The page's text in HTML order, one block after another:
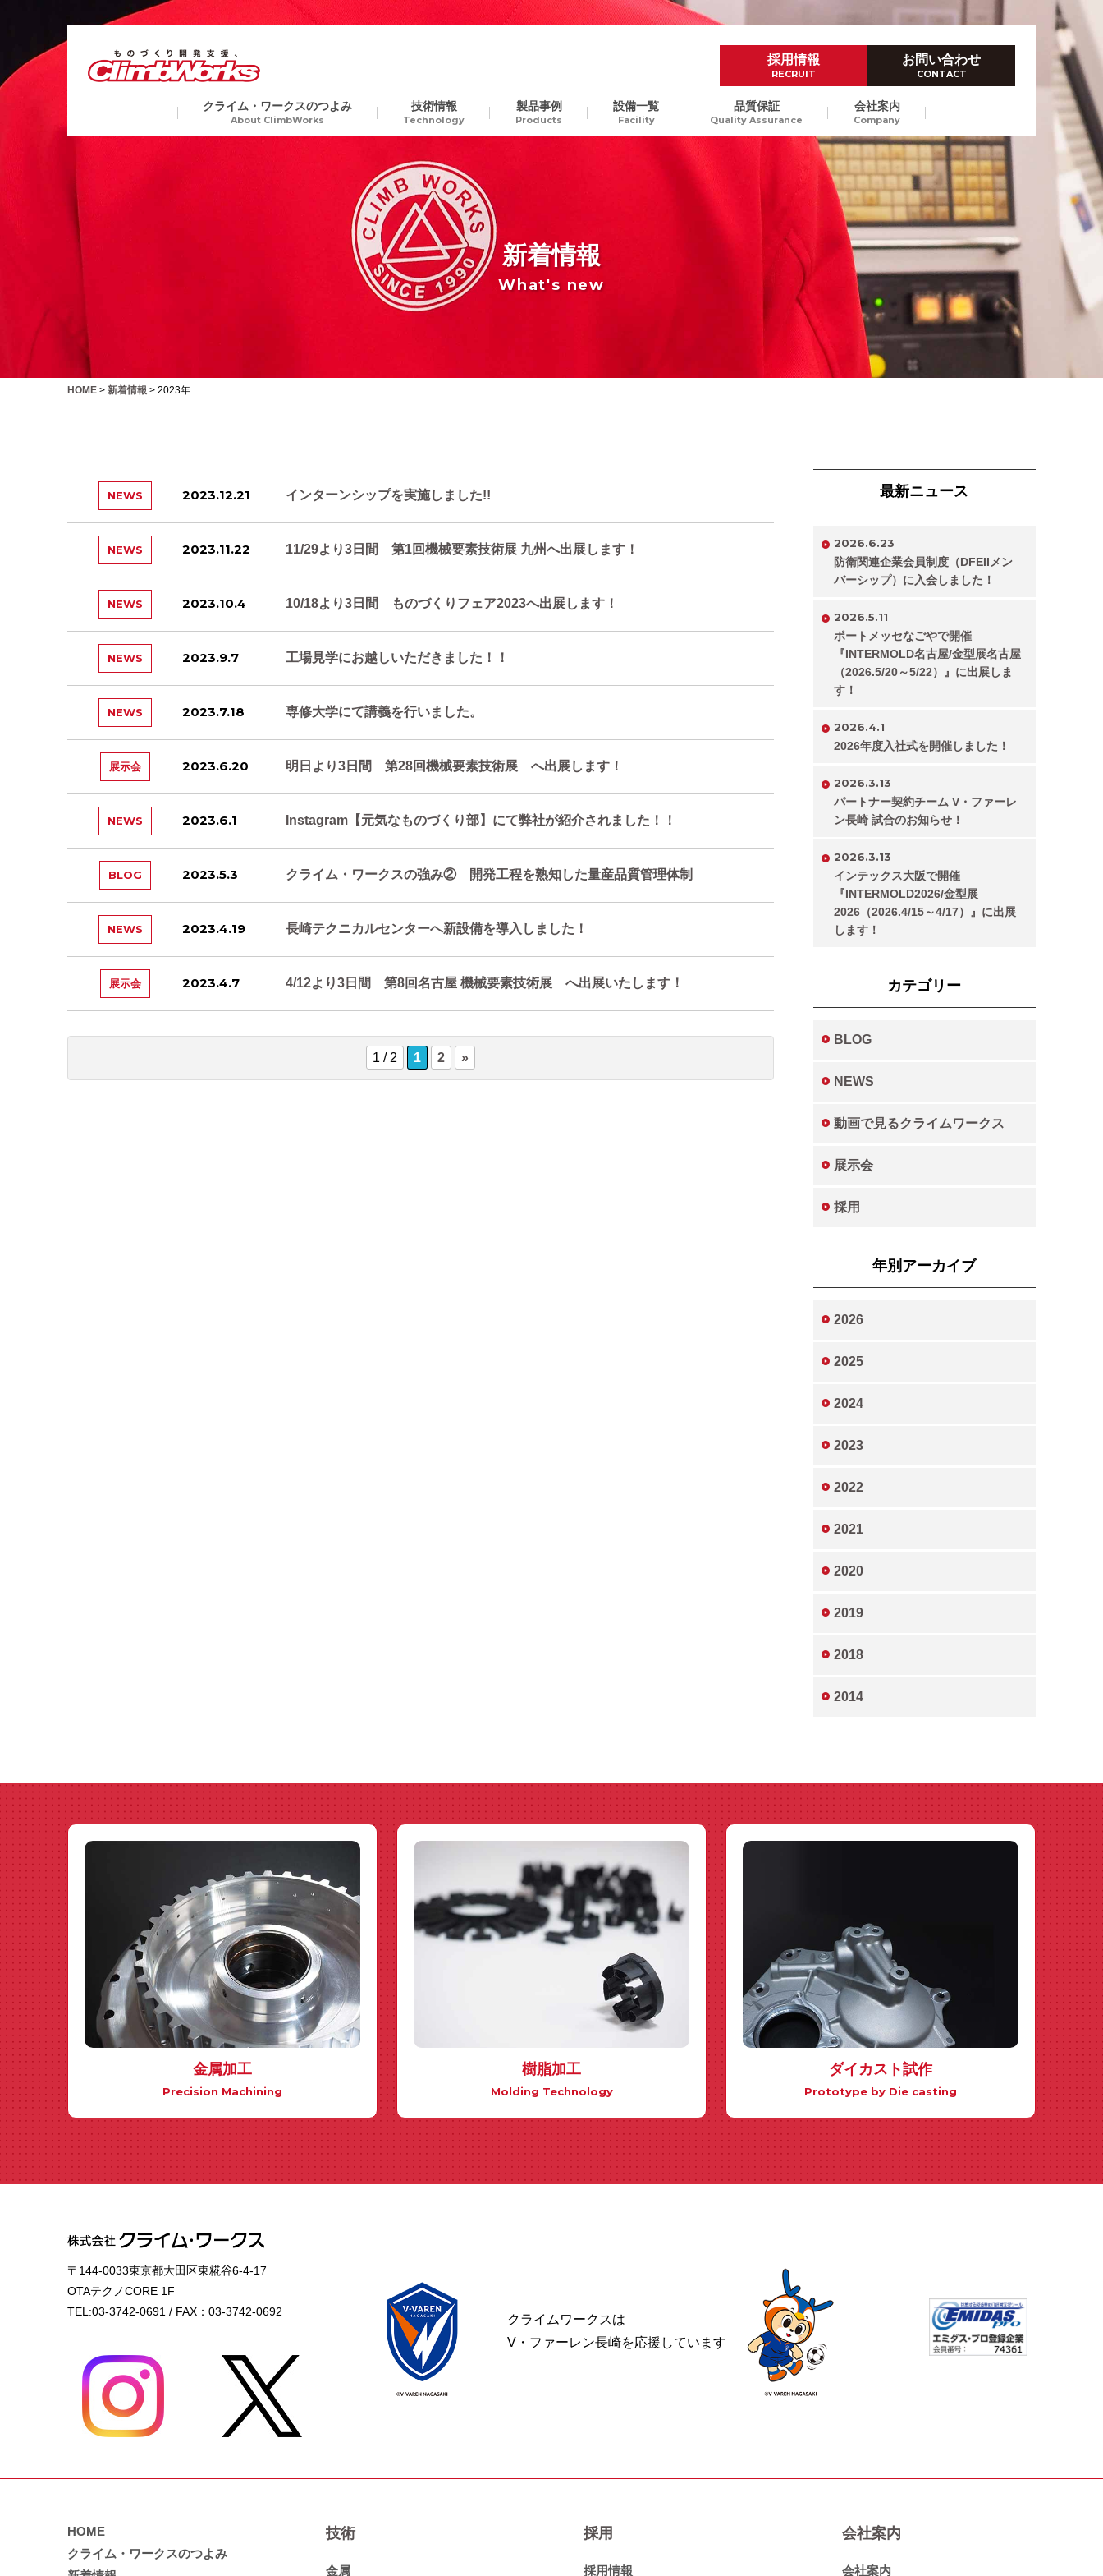
採用情報
RECRUIT
お問い合わせ
CONTACT
クライム・ワークスのつよみ
About ClimbWorks
品質管理 開発工程の最適化 ハイレベルなものづくり技術
ODM生産 東京/長崎
技術情報
Technology
切削加工から各種表面処理、ギ
ア加工や電子ビーム溶接など、
複数工程を要する製品にも一貫
して、切削加工可能です
ダイカスト試作
Prototype by Die casting
高品位なダイカストスピード試
作で、量産立上げにおける開発
納期短縮、試作費のコストダウ
ンをご提案します。
製品事例
Products
設備一覧
Facility
品質保証
Quality Assurance
会社案内
Company
新着情報
What's new
HOME > 新着情報 > 2023年
NEWS 2023.12.21 インターンシップを実施しました!!
NEWS 2023.11.22 11/29より3日間 第1回機械要素技術展 九州へ出展します！
NEWS 2023.10.4 10/18より3日間 ものづくりフェア2023へ出展します！
NEWS 2023.9.7 工場見学にお越しいただきました！！
NEWS 2023.7.18 専修大学にて講義を行いました。
展示会 2023.6.20 明日より3日間 第28回機械要素技術展 へ出展します！
NEWS 2023.6.1 Instagram【元気なものづくり部】にて弊社が紹介されました！！
BLOG 2023.5.3 クライム・ワークスの強み② 開発工程を熟知した量産品質管理体制
NEWS 2023.4.19 長崎テクニカルセンターへ新設備を導入しました！
展示会 2023.4.7 4/12より3日間 第8回名古屋 機械要素技術展 へ出展いたします！
1 / 2 1 2 »
最新ニュース
2026.6.23
防衛関連企業会員制度（DFEIIメン
バーシップ）に入会しました！
2026.5.11
ポートメッセなごやで開催
『INTERMOLD名古屋/金型展名古屋
（2026.5/20～5/22）』に出展しま
す！
2026.4.1
2026年度入社式を開催しました！
2026.3.13
パートナー契約チーム V・ファーレ
ン長崎 試合のお知らせ！
2026.3.13
インテックス大阪で開催
『INTERMOLD2026/金型展
2026（2026.4/15～4/17）』に出展
します！
カテゴリー
BLOG
NEWS
動画で見るクライムワークス
展示会
採用
年別アーカイブ
2026
2025
2024
2023
2022
2021
2020
2019
2018
2014
金属加工
Precision Machining
樹脂加工
Molding Technology
ダイカスト試作
Prototype by Die casting
〒144-0033東京都大田区東糀谷6-4-17
OTAテクノCORE 1F
TEL:03-3742-0691 / FAX：03-3742-0692
クライムワークスは
V・ファーレン長崎を応援しています
HOME
クライム・ワークスのつよみ
技術
金属
採用
採用情報
会社案内
会社案内